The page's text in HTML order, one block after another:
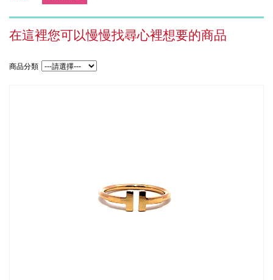
在這裡您可以慢慢找尋心裡想要的商品
商品分類